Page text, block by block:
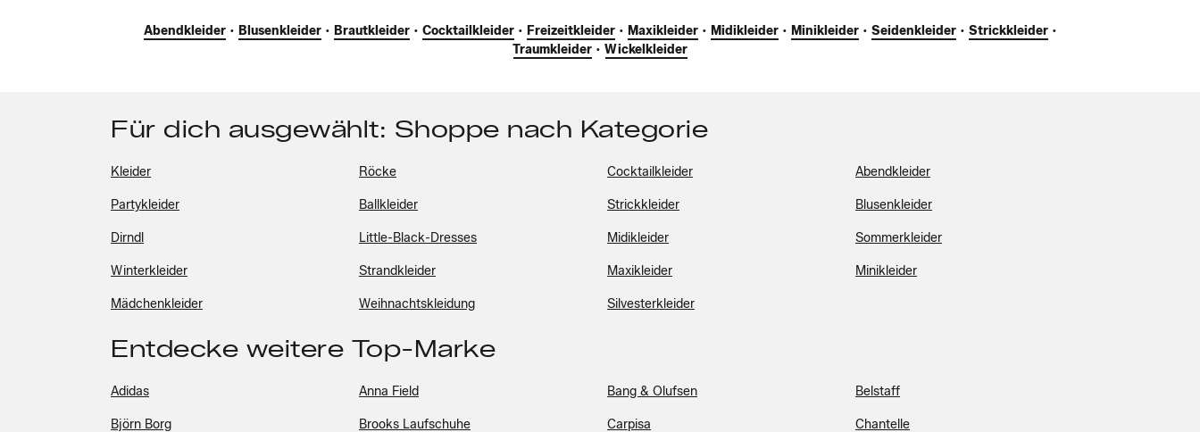
Abendkleider• Blusenkleider• Brautkleider• Cocktailkleider• Freizeitkleider• Maxikleider• Midikleider• Minikleider• Seidenkleider• Strickkleider•
Traumkleider • Wickelkleider
Für dich ausgewählt: Shoppe nach Kategorie
Kleider Röcke Cocktailkleider Abendkleider
Partykleider Ballkleider Strickkleider Blusenkleider
Dirndl Little-Black-Dresses Midikleider Sommerkleider
Winterkleider Strandkleider Maxikleider Minikleider
Mädchenkleider Weihnachtskleidung Silvesterkleider
Entdecke weitere Top-Marke
Adidas Anna Field Bang & Olufsen Belstaff
Björn Borg Brooks Laufschuhe Carpisa Chantelle